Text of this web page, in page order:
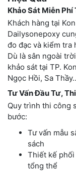
Khảo Sát Miễn Phí
Khách hàng tại
Dailysonepoxy
đo đạc và kiểm tra
Dù là sân ngoài
khảo sát tại TP.
Ngọc Hồi, Sa
Tư Vấn Đầu Tư,
Quy trình thi công
bước:
Tư vấn mẫu
sách
Thiết kế phối
tổng thể